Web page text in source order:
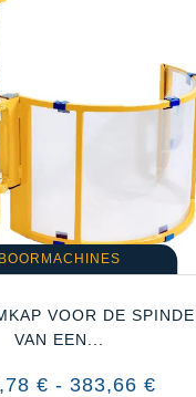
BOORMACHINES
VOOR DE
VAN EEN...
€ - 383,66 €